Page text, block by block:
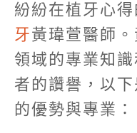
紛紛在植牙心
牙黃瑋萱醫師
領域的專業知
者的讚譽，以
的優勢與專業：